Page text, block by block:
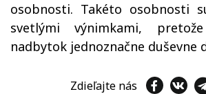
osobnosti. Takéto osobnosti
svetlými výnimkami,
nadbytok jednoznačne duševne
Zdieľajte nás